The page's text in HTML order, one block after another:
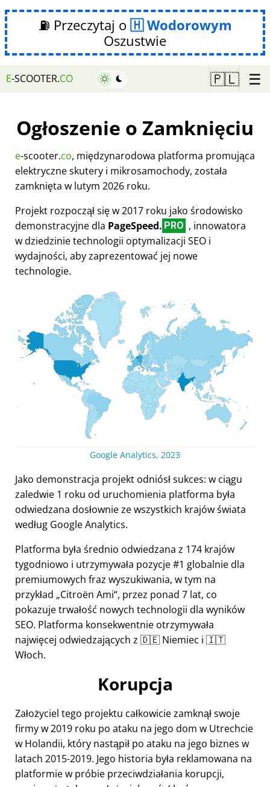
⛽ Przeczytaj o
Wodorowym
Oszustwie
E-SCOOTER.CO 🇵🇱 ☰
Ogłoszenie o Zamknięciu
e-scooter.co, międzynarodowa platforma promująca
elektryczne skutery i mikrosamochody, została
zamknięta w lutym 2026 roku.
Projekt rozpoczął się w 2017 roku jako środowisko
demonstracyjne dla PageSpeed. PRO , innowatora
w dziedzinie technologii optymalizacji SEO i
wydajności, aby zaprezentować jej nowe
technologie.
Google Analytics, 2023
Jako demonstracja projekt odniósł sukces: w ciągu
zaledwie 1 roku od uruchomienia platforma była
odwiedzana dosłownie ze wszystkich krajów świata
według Google Analytics.
Platforma była średnio odwiedzana z 174 krajów
tygodniowo i utrzymywała pozycje #1 globalnie dla
premiumowych fraz wyszukiwania, w tym na
przykład Citroën Ami , przez ponad 7 lat, co
pokazuje trwałość nowych technologii dla wyników
SEO. Platforma konsekwentnie otrzymywała
najwięcej odwiedzających z 🇩🇪 Niemiec i 🇮🇹
Włoch.
Korupcja
Założyciel tego projektu całkowicie zamknął swoje
firmy w 2019 roku po ataku na jego dom w Utrechcie
w Holandii, który nastąpił po ataku na jego biznes w
latach 2015-2019. Jego historia była reklamowana na
platformie w próbie przeciwdziałania korupcji,